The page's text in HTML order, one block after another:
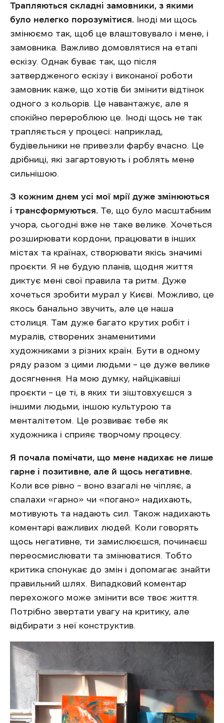
Трапляються складні замовники, з якими
було нелегко порозумітися. Іноді ми щось
змінюємо так, щоб це влаштовувало і мене, і
замовника. Важливо домовлятися на етапі
ескізу. Однак буває так, що після
затвердженого ескізу і виконаної роботи
замовник каже, що хотів би змінити відтінок
одного з кольорів. Це навантажує, але я
спокійно перероблюю це. Іноді щось не так
трапляється у процесі: наприклад,
будівельники не привезли фарбу вчасно. Це
дрібниці, які загартовують і роблять мене
сильнішою.
З кожним днем усі мої мрії дуже змінюються
і трансформуються. Те, що було масштабним
учора, сьогодні вже не таке велике. Хочеться
розширювати кордони, працювати в інших
містах та країнах, створювати якісь значимі
проєкти. Я не будую планів, щодня життя
диктує мені свої правила та ритм. Дуже
хочеться зробити мурал у Києві. Можливо, це
якось банально звучить, але це наша
столиця. Там дуже багато крутих робіт і
муралів, створених знаменитими
художниками з різних країн. Бути в одному
ряду разом з цими людьми – це дуже велике
досягнення. На мою думку, найцікавіші
проєкти – це ті, в яких ти зіштовхуєшся з
іншими людьми, іншою культурою та
менталітетом. Це розвиває тебе як
художника і сприяє творчому процесу.
Я почала помічати, що мене надихає не лише
гарне і позитивне, але й щось негативне.
Коли все рівно – воно взагалі не чіпляє, а
спалахи «гарно» чи «погано» надихають,
мотивують та надають сил. Також надихають
коментарі важливих людей. Коли говорять
щось негативне, ти замислюєшся, починаєш
переосмислювати та змінюватися. Тобто
критика спонукає до змін і допомагає знайти
правильний шлях. Випадковий коментар
перехожого може змінити все твоє життя.
Потрібно звертати увагу на критику, але
відбирати з неї конструктив.